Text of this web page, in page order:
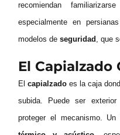
recomiendan
especialmente en
modelos deseguridad , que
El Capialzado
Elcapialzado es la caja
subida. Puede ser
proteger el mecanismo.